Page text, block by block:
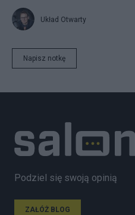
Układ Otwarty
Napisz notkę
Podziel się swoją opinią
ZAŁÓŻ BLOG